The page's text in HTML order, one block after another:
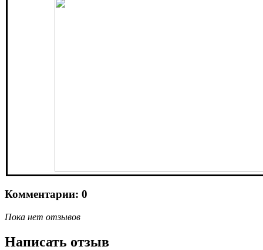
Комментарии: 0
Пока нет отзывов
Написать отзыв